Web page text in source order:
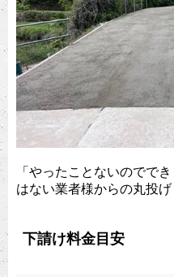
「やったことないのでで
はない業者様からの丸投
下請け料金目安